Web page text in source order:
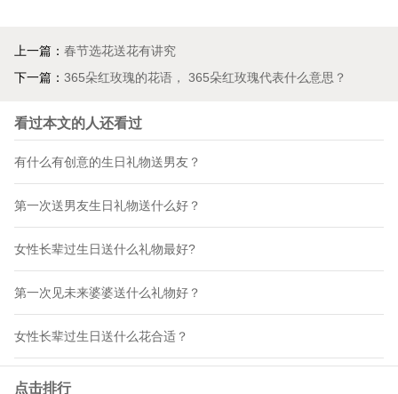
上一篇： 春节选花送花有讲究
下一篇： 365朵红玫瑰的花语， 365朵红玫瑰代表什么意思？
看过本文的人还看过
有什么有创意的生日礼物送男友？
第一次送男友生日礼物送什么好？
女性长辈过生日送什么礼物最好?
第一次见未来婆婆送什么礼物好？
女性长辈过生日送什么花合适？
点击排行